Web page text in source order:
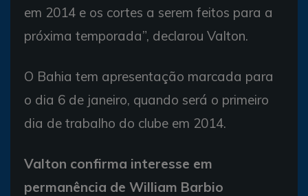
em 2014 e os cortes a serem feitos para a
próxima temporada”, declarou Valton.
O Bahia tem apresentação marcada para
o dia 6 de janeiro, quando será o primeiro
dia de trabalho do clube em 2014.
Valton confirma interesse em
permanência de William Barbio